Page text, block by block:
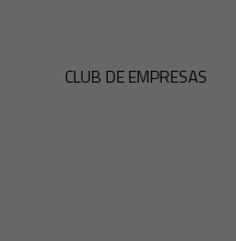
CLUB DE EMPRESAS